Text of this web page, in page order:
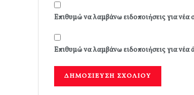
Επιθυμώ να λαμβάνω ειδοποιήσεις για
Επιθυμώ να λαμβάνω ειδοποιήσεις για